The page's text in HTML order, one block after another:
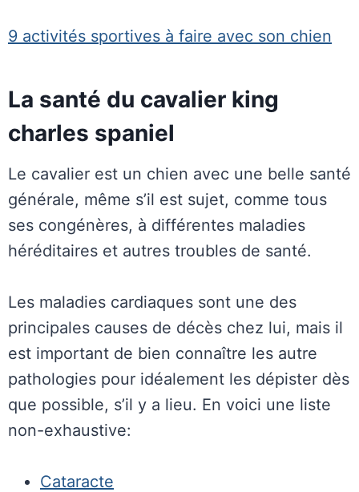
9 activités sportives à faire avec son chien
La santé du cavalier king
charles spaniel
Le cavalier est un chien avec une belle santé
générale, même s’il est sujet, comme tous
ses congénères, à différentes maladies
héréditaires et autres troubles de santé.
Les maladies cardiaques sont une des
principales causes de décès chez lui, mais il
est important de bien connaître les autre
pathologies pour idéalement les dépister dès
que possible, s’il y a lieu. En voici une liste
non-exhaustive:
Cataracte